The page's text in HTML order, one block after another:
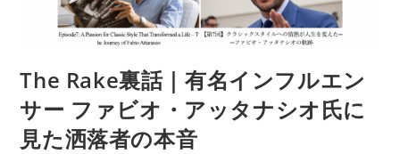
The Rake裏話｜有名インフルエン
サー ファビオ・アッタナシオ氏に
見た洒落者の本音